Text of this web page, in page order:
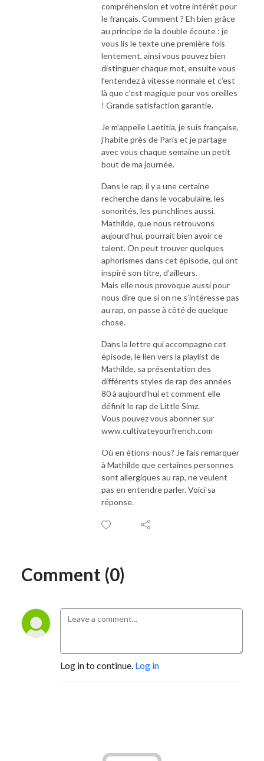
compréhension et votre intérêt pour
le français. Comment ? Eh bien grâce
au principe de la double écoute : je
vous lis le texte une première fois
lentement, ainsi vous pouvez bien
distinguer chaque mot, ensuite vous
l’entendez à vitesse normale et c’est
là que c’est magique pour vos oreilles
! Grande satisfaction garantie.
Je m’appelle Laetitia, je suis française,
j’habite près de Paris et je partage
avec vous chaque semaine un petit
bout de ma journée.
Dans le rap, il y a une certaine
recherche dans le vocabulaire, les
sonorités, les punchlines aussi.
Mathilde, que nous retrouvons
aujourd’hui, pourrait bien avoir ce
talent. On peut trouver quelques
aphorismes dans cet épisode, qui ont
inspiré son titre, d’ailleurs.
Mais elle nous provoque aussi pour
nous dire que si on ne s’intéresse pas
au rap, on passe à côté de quelque
chose.
Dans la lettre qui accompagne cet
épisode, le lien vers la playlist de
Mathilde, sa présentation des
différents styles de rap des années
80 à aujourd’hui et comment elle
définit le rap de Little Simz.
Vous pouvez vous abonner sur
www.cultivateyourfrench.com
Où en étions-nous? Je fais remarquer
à Mathilde que certaines personnes
sont allergiques au rap, ne veulent
pas en entendre parler. Voici sa
réponse.
Comment (0)
Log in to continue. Log in